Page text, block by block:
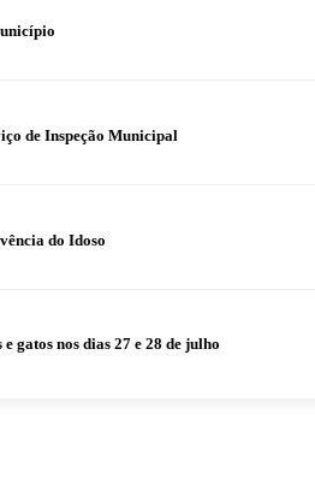
de Inspeção Municipal
do Idoso
gatos nos dias 27 e 28 de julho